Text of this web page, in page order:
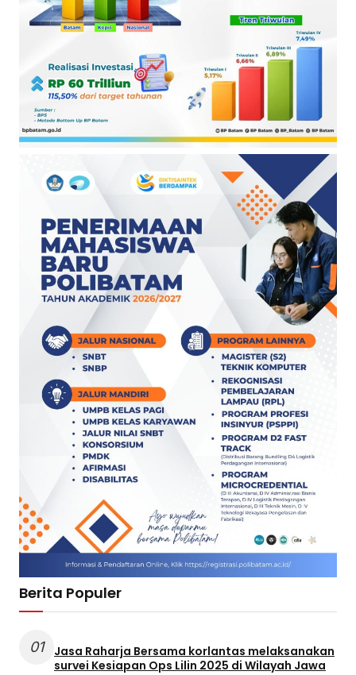
Berita Populer
01
Jasa Raharja Bersama korlantas melaksanakan
survei Kesiapan Ops Lilin 2025 di Wilayah Jawa